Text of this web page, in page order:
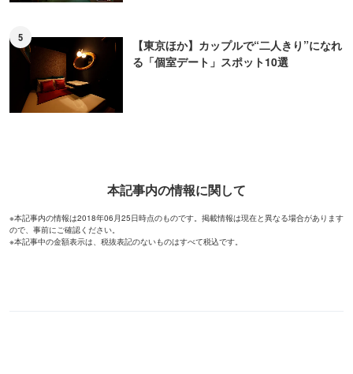
5
【東京ほか】カップルで“二人きり”になれ
る「個室デート」スポット10選
本記事内の情報に関して
※本記事内の情報は2018年06月25日時点のものです。掲載情報は現在と異なる場合があります
ので、事前にご確認ください。
※本記事中の金額表示は、税抜表記のないものはすべて税込です。